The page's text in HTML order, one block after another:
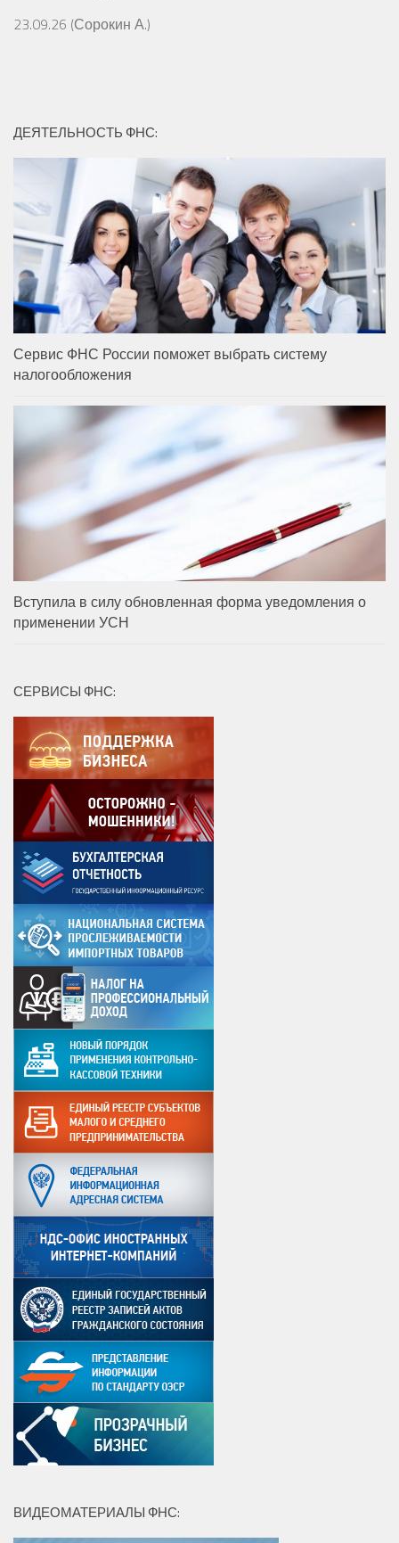
23.09.26 (Сорокин А.)
ДЕЯТЕЛЬНОСТЬ ФНС:
Сервис ФНС России поможет выбрать систему
налогообложения
Вступила в силу обновленная форма уведомления о
применении УСН
СЕРВИСЫ ФНС:
ВИДЕОМАТЕРИАЛЫ ФНС: